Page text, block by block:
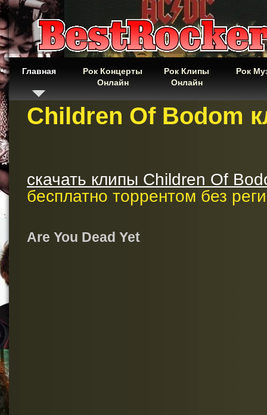
Главная
Рок Концерты
Онлайн
Рок Клипы
Онлайн
Рок
Children Of Bodom
скачать клипы Children Of
бесплатно торрентом без
Are You Dead Yet